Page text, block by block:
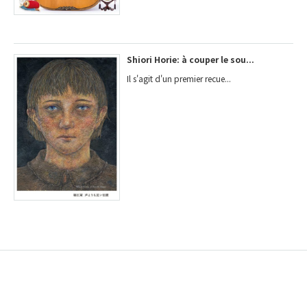
Shiori Horie: à couper le sou...
Il s'agit d'un premier recue...